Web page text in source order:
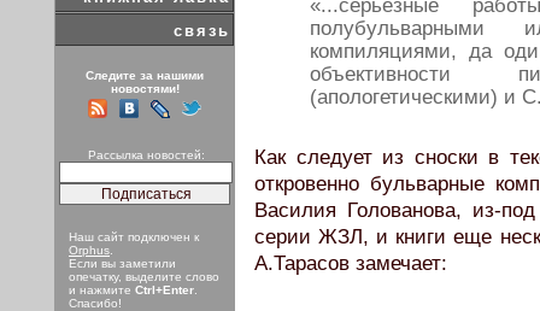
связь
Следите за нашими
новостями!
Рассылка новостей:
Наш сайт подключен к
Orphus
Если вы заметили
опечатку, выделите слово
и нажмите Ctrl+Enter
Спасибо!
«...серьезные
полубульварными
компиляциями, да
(апологетическими) и
Как следует из сноски в
откровенно бульварные
Василия Голованова, из-
серии ЖЗЛ, и книги еще
А.Тарасов замечает: